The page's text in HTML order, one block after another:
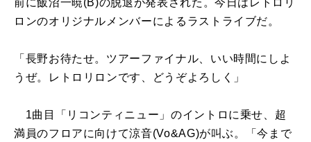
ロンのオリジナルメンバーによるラストライブだ。
「長野お待たせ。ツアーファイナル、いい時間にしよ
うぜ。レトロリロンです、どうぞよろしく」
1曲目「リコンティニュー」のイントロに乗せ、超
満員のフロアに向けて涼音(Vo&AG)が叫ぶ。「今まで